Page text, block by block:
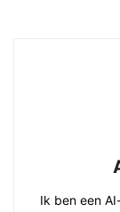
Ik ben een